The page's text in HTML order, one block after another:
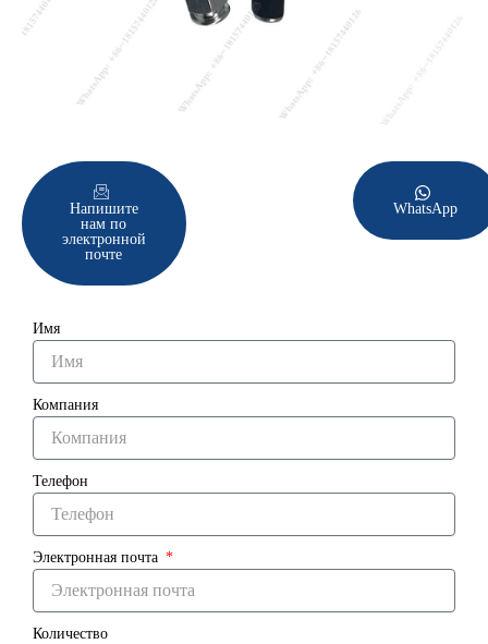
Напишите
нам по
электронной
почте
WhatsApp
Имя
Компания
Телефон
Электронная почта
Количество